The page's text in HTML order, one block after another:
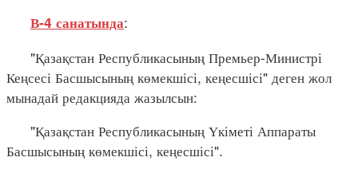
В-4 санатында:
"Қазақстан Республикасының Премьер-Министрі
Кеңсесі Басшысының көмекшісі, кеңесшісі" деген жол
мынадай редакцияда жазылсын:
"Қазақстан Республикасының Үкіметі Аппараты
Басшысының көмекшісі, кеңесшісі".